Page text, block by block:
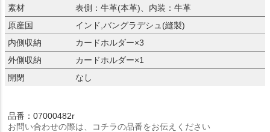
素材
表側：牛革(本革)、内装：牛革
原産国
インド,バングラデシュ(縫製)
内側収納
カードホルダー×3
外側収納
カードホルダー×1
開閉
なし
品番：07000482r
お問い合わせの際は、コチラの品番をお伝えください